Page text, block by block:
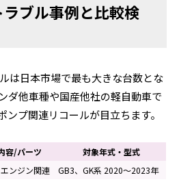
ブル事例と比較検
は日本市場で最も大きな台数とな
ダ他車種や国産他社の軽自動車で
ンプ関連リコールが目立ちます。
容/パーツ
対象年式・型式
ンジン関連
GB3、GK系 2020〜2023年